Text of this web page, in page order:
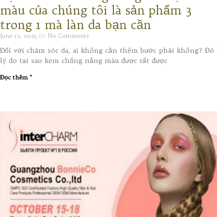
màu của chúng tôi là sản phẩm 3
trong 1 mà làn da bạn cần
June 12, 2025 No Comments
Đối với chăm sóc da, ai không cần thêm bước phải không? Đó
lý do tại sao kem chống nắng màu được rất được
Đọc thêm "